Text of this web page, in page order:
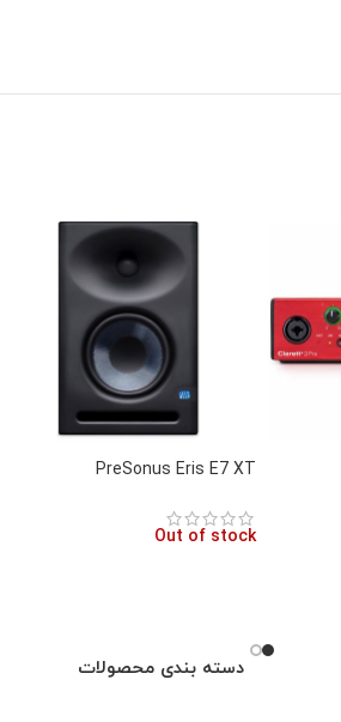
PreSonus Eris E7 XT
Out of stock
دسته بندی محصولات